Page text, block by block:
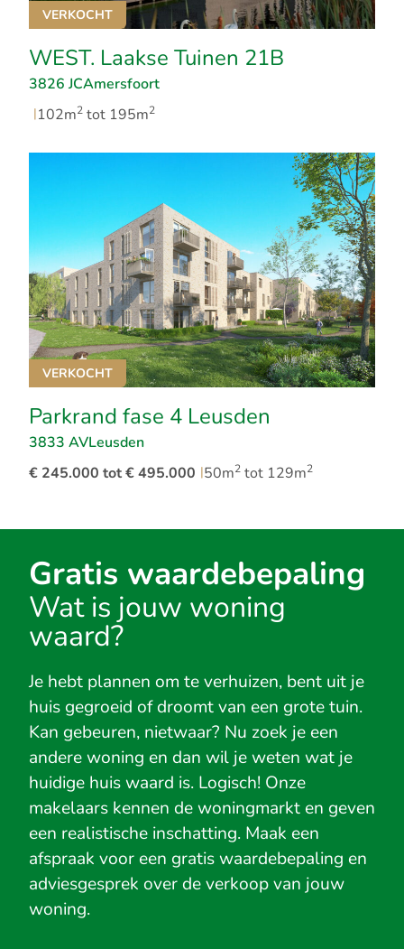
VERKOCHT
WEST. Laakse Tuinen 21B
3826 JCAmersfoort
|102m2 tot 195m2
VERKOCHT
Parkrand fase 4 Leusden
3833 AVLeusden
€ 245.000 tot € 495.000 |50m2 tot 129m2
Gratis waardebepaling
Wat is jouw woning
waard?
Je hebt plannen om te verhuizen, bent uit je
huis gegroeid of droomt van een grote tuin.
Kan gebeuren, nietwaar? Nu zoek je een
andere woning en dan wil je weten wat je
huidige huis waard is. Logisch! Onze
makelaars kennen de woningmarkt en geven
een realistische inschatting. Maak een
afspraak voor een gratis waardebepaling en
adviesgesprek over de verkoop van jouw
woning.